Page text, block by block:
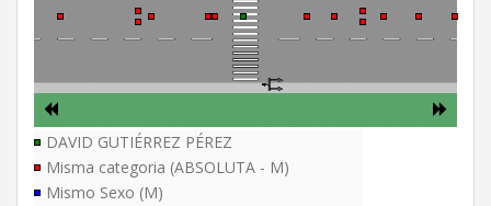
DAVID GUTIÉRREZ PÉREZ
Misma categoria (ABSOLUTA - M)
Mismo Sexo (M)